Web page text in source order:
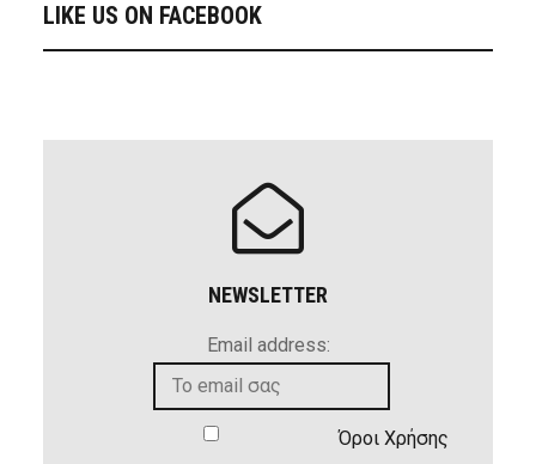
LIKE US ON FACEBOOK
NEWSLETTER
Email address:
Όροι Χρήσης